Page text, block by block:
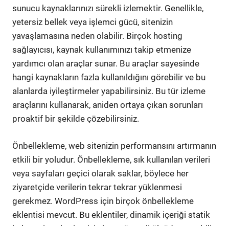
sunucu kaynaklarınızı sürekli izlemektir. Genellikle,
yetersiz bellek veya işlemci gücü, sitenizin
yavaşlamasına neden olabilir. Birçok hosting
sağlayıcısı, kaynak kullanımınızı takip etmenize
yardımcı olan araçlar sunar. Bu araçlar sayesinde
hangi kaynakların fazla kullanıldığını görebilir ve bu
alanlarda iyileştirmeler yapabilirsiniz. Bu tür izleme
araçlarını kullanarak, aniden ortaya çıkan sorunları
proaktif bir şekilde çözebilirsiniz.
Önbellekleme, web sitenizin performansını artırmanın
etkili bir yoludur. Önbellekleme, sık kullanılan verileri
veya sayfaları geçici olarak saklar, böylece her
ziyaretçide verilerin tekrar tekrar yüklenmesi
gerekmez. WordPress için birçok önbellekleme
eklentisi mevcut. Bu eklentiler, dinamik içeriği statik